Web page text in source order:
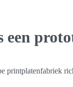
een
printplatenfabriek